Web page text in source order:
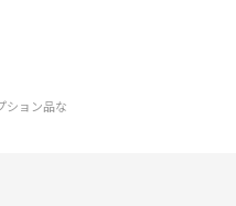
ション品な